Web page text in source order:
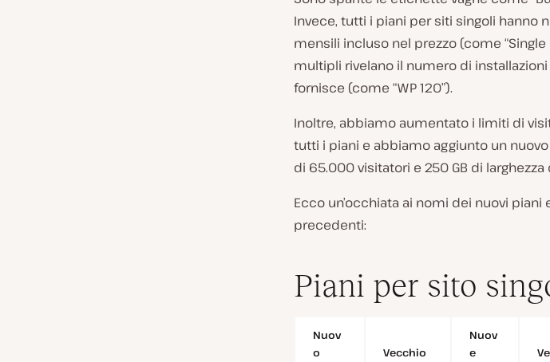
Invece, tutti i piani per siti singoli hanno
mensili incluso nel prezzo (come
multipli rivelano il numero di
fornisce (come “WP 120”).
Inoltre, abbiamo aumentato i limiti di
tutti i piani e abbiamo aggiunto un
di 65.000 visitatori e 250 GB di larghezza
Ecco un’occhiata ai nomi dei nuovi
precedenti:
Piani per sito
Nuov
o
Vecchio
Nuov
e